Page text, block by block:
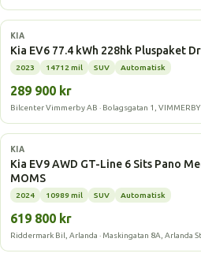
Elbil
KIA
Kia EV6 77.4 kWh 228hk Pluspaket
2023 14712 mil SUV Automatisk
289 900 kr
Bilcenter Vimmerby AB · Bolagsgatan 1, VIMMERBY
Elbil
KIA
Kia EV9 AWD GT-Line 6 Sits Pano
MOMS
2024 10989 mil SUV Automatisk
619 800 kr
Riddermark Bil, Arlanda · Maskingatan 8A, Arlanda